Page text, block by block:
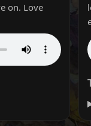
on. Love